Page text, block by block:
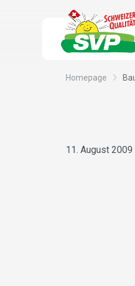
Homepage
11. August 2009